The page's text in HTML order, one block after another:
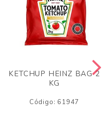
KETCHUP HEINZ BAG 2
KG
Código: 61947